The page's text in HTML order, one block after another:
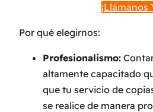
¡Llámanos
Por qué elegirnos:
Profesionalismo:
altamente capacitado
que tu servicio de
se realice de manera